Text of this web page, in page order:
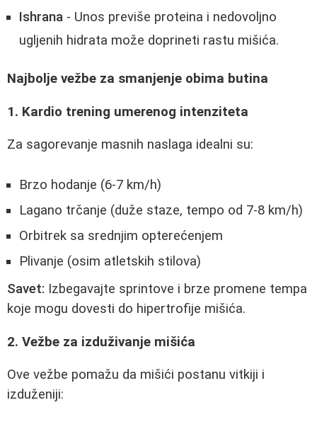
Ishrana - Unos previše proteina i nedovoljno
ugljenih hidrata može doprineti rastu mišića.
Najbolje vežbe za smanjenje obima butina
1. Kardio trening umerenog intenziteta
Za sagorevanje masnih naslaga idealni su:
Brzo hodanje (6-7 km/h)
Lagano trčanje (duže staze, tempo od 7-8 km/h)
Orbitrek sa srednjim opterećenjem
Plivanje (osim atletskih stilova)
Savet: Izbegavajte sprintove i brze promene tempa
koje mogu dovesti do hipertrofije mišića.
2. Vežbe za izduživanje mišića
Ove vežbe pomažu da mišići postanu vitkiji i
izduženiji: